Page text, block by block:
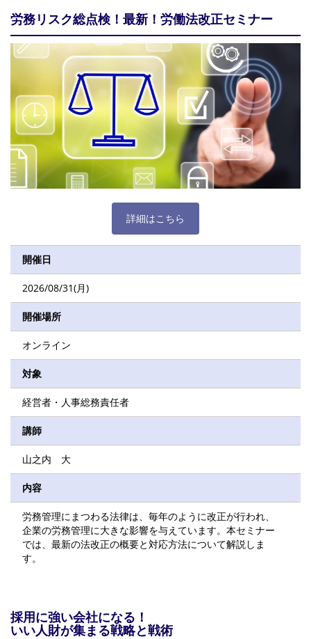
労務リスク総点検！最新！労働法改正セミナー
詳細はこちら
開催日
2026/08/31(月)
開催場所
オンライン
対象
経営者・人事総務責任者
講師
山之内 大
内容
労務管理にまつわる法律は、毎年のように改正が行われ、
企業の労務管理に大きな影響を与えています。本セミナー
では、最新の法改正の概要と対応方法について解説しま
す。
採用に強い会社になる！
いい人財が集まる戦略と戦術